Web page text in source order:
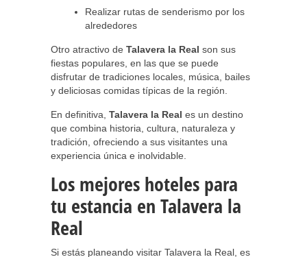
Realizar rutas de senderismo por los
alrededores
Otro atractivo de Talavera la Real son sus
fiestas populares, en las que se puede
disfrutar de tradiciones locales, música, bailes
y deliciosas comidas típicas de la región.
En definitiva, Talavera la Real es un destino
que combina historia, cultura, naturaleza y
tradición, ofreciendo a sus visitantes una
experiencia única e inolvidable.
Los mejores hoteles para
tu estancia en Talavera la
Real
Si estás planeando visitar Talavera la Real, es